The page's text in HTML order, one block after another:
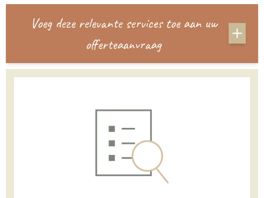
Voeg deze relevante services toe aan uw
offerteaanvraag